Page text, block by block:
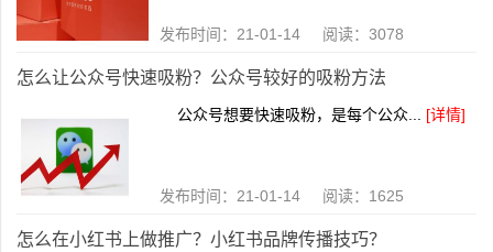
发布时间：21-01-14 阅读：3078
怎么让公众号快速吸粉？公众号较好的吸粉方法
公众号想要快速吸粉，是每个公众... [详情]
发布时间：21-01-14 阅读：1625
怎么在小红书上做推广？小红书品牌传播技巧？